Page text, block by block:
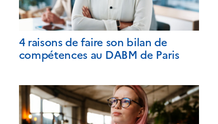
4 raisons de faire son bilan de
compétences au DABM de Paris